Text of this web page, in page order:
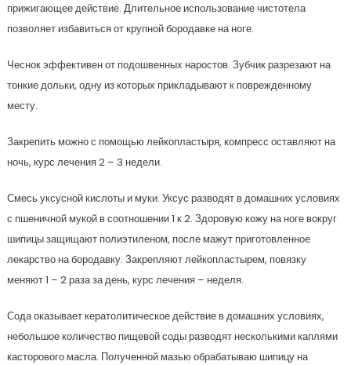
прижигающее действие. Длительное использование чистотела
позволяет избавиться от крупной бородавке на ноге.
Чеснок эффективен от подошвенных наростов. Зубчик разрезают на
тонкие дольки, одну из которых прикладывают к поврежденному
месту.
Закрепить можно с помощью лейкопластыря, компресс оставляют на
ночь, курс лечения 2 – 3 недели.
Смесь уксусной кислоты и муки. Уксус разводят в домашних условиях
с пшеничной мукой в соотношении 1 к 2. Здоровую кожу на ноге вокруг
шипицы защищают полиэтиленом, после мажут приготовленное
лекарство на бородавку. Закрепляют лейкопластырем, повязку
меняют 1 – 2 раза за день, курс лечения – неделя.
Сода оказывает кератолитическое действие в домашних условиях,
небольшое количество пищевой соды разводят несколькими каплями
касторового масла. Полученной мазью обрабатываю шипицу на